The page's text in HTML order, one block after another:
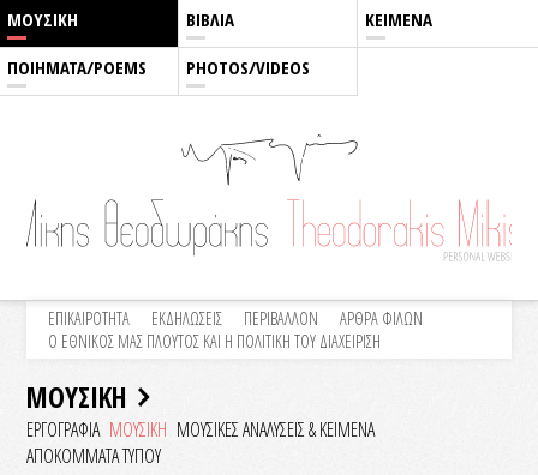
ΜΟΥΣΙΚΗ ΒΙΒΛΙΑ ΚΕΙΜΕΝΑ
ΠΟΙΗΜΑΤΑ/POEMS PHOTOS/VIDEOS
ΕΠΙΚΑΙΡΟΤΗΤΑ ΕΚΔΗΛΩΣΕΙΣ ΠΕΡΙΒΑΛΛΟΝ
ΑΡΘΡΑ ΦΙΛΩΝ
Ο ΕΘΝΙΚΟΣ ΜΑΣ ΠΛΟΥΤΟΣ ΚΑΙ Η ΠΟΛΙΤΙΚΗ ΤΟΥ ΔΙΑΧΕΙΡΙΣΗ
ΜΟΥΣΙΚΗ
ΕΡΓΟΓΡΑΦΙΑ ΜΟΥΣΙΚΗ ΜΟΥΣΙΚΕΣ ΑΝΑΛΥΣΕΙΣ & KEIMENA
ΑΠΟΚΟΜΜΑΤΑ ΤΥΠΟΥ